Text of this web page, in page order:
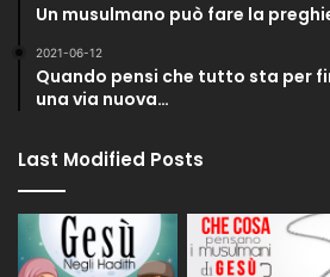
Un musulmano può fare la
2021-06-12
Quando pensi che tutto sta per
una via nuova…
Last Modified Posts